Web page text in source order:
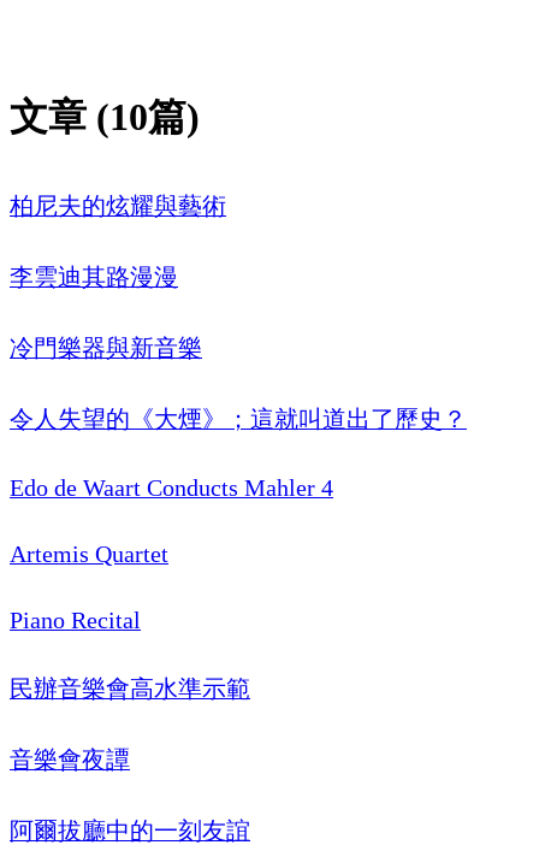
文章 (10篇)
柏尼夫的炫耀與藝術
李雲迪其路漫漫
冷門樂器與新音樂
令人失望的《大煙》；這就叫道出了歷史？
Edo de Waart Conducts Mahler 4
Artemis Quartet
Piano Recital
民辦音樂會高水準示範
音樂會夜譚
阿爾拔廳中的一刻友誼